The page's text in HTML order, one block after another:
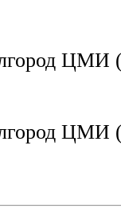
ЦМИ
ЦМИ